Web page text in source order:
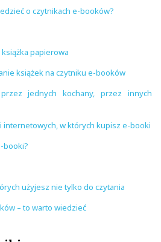
o czytnikach e-booków?
papierowa
książek na czytniku e-booków
jednych kochany, przez innych
internetowych, w których kupisz e-booki
booki?
użyjesz nie tylko do czytania
– to warto wiedzieć